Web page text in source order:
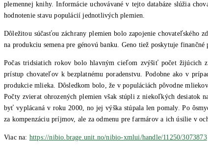
plemennej knihy. Informácie uchovávané v tejto databáze slúžia
hodnotenie stavu populácií jednotlivých plemien.
Dôležitou súčasťou záchrany plemien bolo zapojenie chovateľského
na produkciu semena pre génovú banku. Geno tiež poskytuje
Počas tridsiatich rokov bolo hlavným cieľom zvýšiť počet žijúcich
prístup chovateľov k bezplatnému poradenstvu. Podobne ako v
produkcie mlieka. Dôsledkom bolo, že v populáciách pôvodne
Počty zvierat ohrozených plemien však stúpli z niekoľkých desiatok
byť vyplácaná v roku 2000, no jej výška stúpala len pomaly. Po
za kompenzáciu príjmov, ale za odmenu pre farmárov a ich úsilie v
Viac na: https://nibio.brage.unit.no/nibio-xmlui/handle/11250/3073873